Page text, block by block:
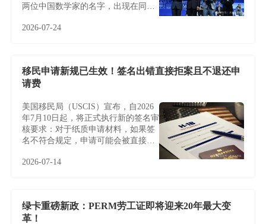
两位中国数学家的名字，出现在同一
了一层特别的意义。
2026-07-24
移民申请新规已生效！签名出错直接拒案且不退还申
请费
美国移民局（USCIS）宣布，自2026
年7月10日起，将正式执行新的签名审
核要求：对于纸质申请材料，如果签
名不符合规定，申请可能会被直接拒
改机会。
2026-07-14
绿卡重磅新政：PERM劳工证即将迎来20年最大变
革！